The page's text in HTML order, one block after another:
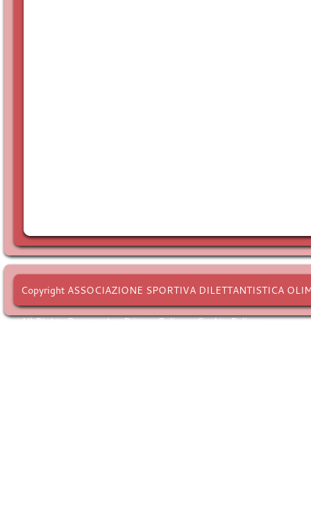
Copyright ASSOCIAZIONE SPORTIVA DILETTANTISTICA
All Rights Reserved. -Privacy Policy-Cookie Policy